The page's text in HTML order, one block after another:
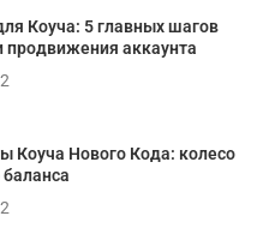
свою жизнь?
локуса контроля
ТЕСТ
Коуча: 5 главных шагов
продвижения аккаунта
Коуча Нового Кода: колесо